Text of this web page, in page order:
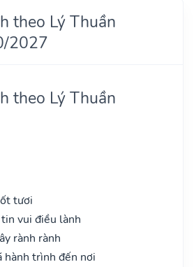
theo Lý Thuần
2027
theo Lý Thuần
tươi
vui điều lành
rành rành
hành trình đến nơi